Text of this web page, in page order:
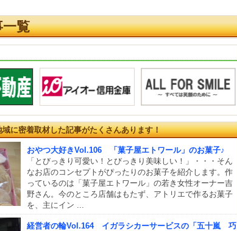
覧
域に密着取材した記事がたくさんあります！
おやつ大好きVol.106 「菓子屋エトワール」のお菓子♪
「とびっきり可愛い！とびっきり美味しい！」・・・そん
なお店のコンセプトがぴったりのお菓子を紹介します。作
っているのは「菓子屋エトワール」の若き女性オーナー吉
野さん。今のところ店舗はもたず、アトリエで作るお菓子
を、主にイン ...
経営者の輪Vol.164 イガラシカーサービスの「五十嵐 巧